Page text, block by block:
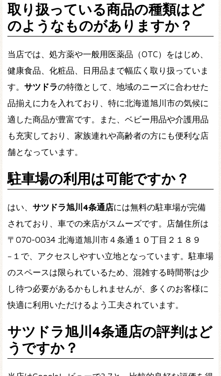
取り扱っている商品の種類はど
のようなものがありますか？
当店では、処方薬や一般用医薬品（OTC）をはじめ、
健康食品、化粧品、日用品まで幅広く取り扱っていま
す。 サツドラの特徴として、地域のニーズに合わせた
品揃えに力を入れており、特に北海道旭川市の気候に
適した商品が豊富です。また、ベビー用品や介護用品
も充実しており、家族連れや高齢者の方にも便利な店
舗となっています。
駐車場の利用は可能ですか？
はい、 サツドラ旭川4条通店には無料の駐車場が完備
されており、車での来店がスムーズです。店舗住所は
〒070-0034 北海道旭川市４条通１０丁目２１８９
−１で、アクセスしやすい立地となっています。駐車場
のスペースは限られているため、混雑する時間帯は少
し待つ必要があるかもしれませんが、多くのお客様に
快適に利用いただけるよう工夫されています。
サツドラ旭川4条通店の評判はど
うですか？